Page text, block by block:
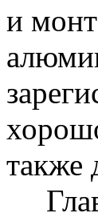
и
также